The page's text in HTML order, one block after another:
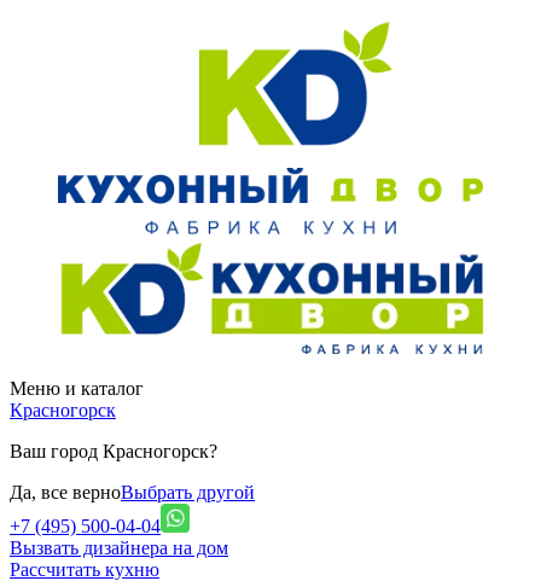
Меню и каталог
Красногорск
Ваш город Красногорск?
Да, все верноВыбрать другой
+7 (495) 500-04-04
Вызвать дизайнера на дом
Рассчитать кухню